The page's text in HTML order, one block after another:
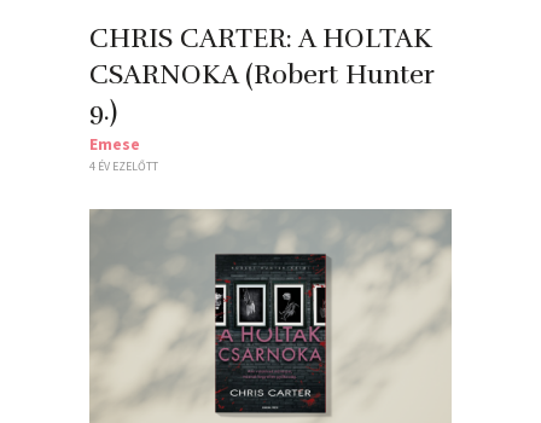
CHRIS CARTER: A HOLTAK
CSARNOKA (Robert Hunter
9.)
Emese
4 ÉV EZELŐTT